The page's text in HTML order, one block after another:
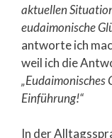
aktuellen
eudaimonische
antworte ich
weil ich die
„Eudaimonisches
Einführung!“
In der